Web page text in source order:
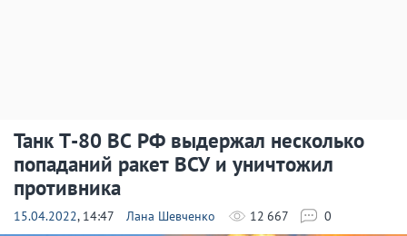
Танк Т-80 ВС РФ выдержал несколько
попаданий ракет ВСУ и уничтожил
противника
15.04.2022, 14:47 Лана Шевченко 12 667 0